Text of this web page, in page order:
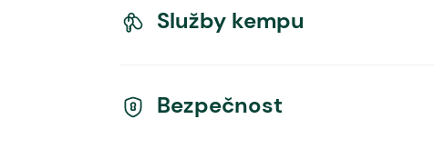
Služby kempu
Bezpečnost